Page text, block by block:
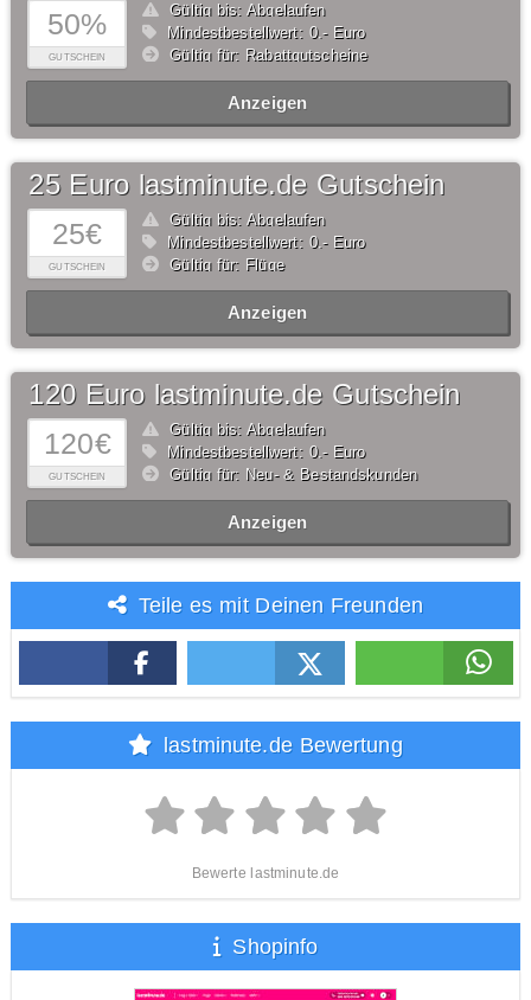
50%
GUTSCHEIN
Gültig bis: Abgelaufen
Mindestbestellwert: 0,- Euro
Gültig für: Rabattgutscheine
Anzeigen
25€
GUTSCHEIN
25 Euro lastminute.de Gutschein
Gültig bis: Abgelaufen
Mindestbestellwert: 0,- Euro
Gültig für: Flüge
Anzeigen
120€
GUTSCHEIN
120 Euro lastminute.de Gutschein
Gültig bis: Abgelaufen
Mindestbestellwert: 0,- Euro
Gültig für: Neu- & Bestandskunden
Anzeigen
Teile es mit Deinen Freunden
lastminute.de Bewertung
Bewerte lastminute.de
Shopinfo